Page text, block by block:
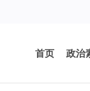
首页 政治